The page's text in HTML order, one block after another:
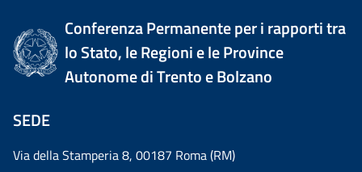
Conferenza Permanente per i rapporti tra
lo Stato, le Regioni e le Province
Autonome di Trento e Bolzano
SEDE
Via della Stamperia 8, 00187 Roma (RM)